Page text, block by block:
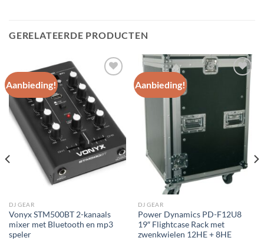
GERELATEERDE PRODUCTEN
Aanbieding!
Toevoegen
aan
wenslijst
DJ GEAR
Vonyx STM500BT 2-kanaals
mixer met Bluetooth en mp3
speler
Aanbieding!
aan
wenslijst
DJ GEAR
Power Dynamics PD-F12U8
19″ Flightcase Rack met
zwenkwielen 12HE + 8HE